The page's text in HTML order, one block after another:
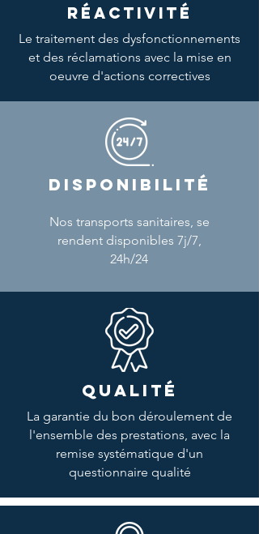
RÉACTIVITÉ
Le traitement des dysfonctionnements
et des réclamations avec la mise en
oeuvre d'actions correctives
DISPONIBILITÉ
Nos transports sanitaires, se
rendent disponibles 7j/7,
24h/24
QUALITÉ
La garantie du bon déroulement de
l'ensemble des prestations, avec la
remise systématique d'un
questionnaire qualité